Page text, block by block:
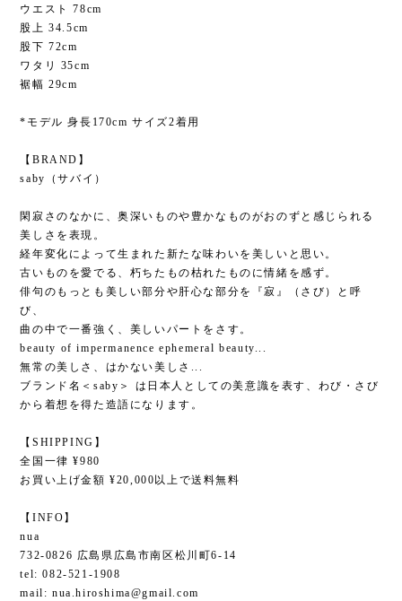
ウエスト 78cm
股上 34.5cm
股下 72cm
ワタリ 35cm
裾幅 29cm
*モデル 身長170cm サイズ2着用
【BRAND】
saby（サバイ）
閑寂さのなかに、奥深いものや豊かなものがおのずと感じられる
美しさを表現。
経年変化によって生まれた新たな味わいを美しいと思い。
古いものを愛でる、朽ちたもの枯れたものに情緒を感ず。
俳句のもっとも美しい部分や肝心な部分を『寂』（さび）と呼
び、
曲の中で一番強く、美しいパートをさす。
beauty of impermanence ephemeral beauty...
無常の美しさ、はかない美しさ...
ブランド名＜saby＞ は日本人としての美意識を表す、わび・さび
から着想を得た造語になります。
【SHIPPING】
全国一律 ¥980
お買い上げ金額 ¥20,000以上で送料無料
【INFO】
nua
732-0826 広島県広島市南区松川町6-14
tel: 082-521-1908
mail: nua.hiroshima@gmail.com